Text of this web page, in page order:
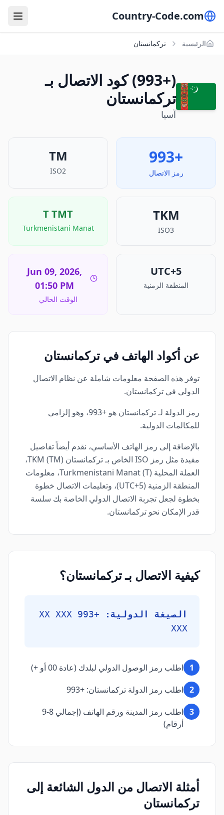
Country-Code.com
الرئيسية تركمانستان
(+993) كود الاتصال بـ
تركمانستان
آسيا
+993
رمز الاتصال
TM
ISO2
TKM
ISO3
TTMT
Turkmenistani Manat
UTC+5
المنطقة الزمنية
Jun 09, 2026,
01:50 PM
الوقت الحالي
عن أكواد الهاتف في تركمانستان
توفر هذه الصفحة معلومات شاملة عن نظام الاتصال
الدولي في تركمانستان.
رمز الدولة لـ تركمانستان هو +993، وهو إلزامي
للمكالمات الدولية.
بالإضافة إلى رمز الهاتف الأساسي، نقدم أيضاً تفاصيل
مفيدة مثل رمز ISO الخاص بـ تركمانستان (TM) TKM،
العملة المحلية Turkmenistani Manat (T)، معلومات
المنطقة الزمنية (UTC+5)، وتعليمات الاتصال خطوة
بخطوة لجعل تجربة الاتصال الدولي الخاصة بك سلسة
قدر الإمكان نحو تركمانستان.
كيفية الاتصال بـ تركمانستان؟
الصيغة الدولية:
+993 XX XXX
XXX
1
اطلب رمز الوصول الدولي لبلدك (عادة 00 أو +)
2 اطلب رمز الدولة تركمانستان: +993
3
اطلب رمز المدينة ورقم الهاتف (إجمالي 8-9
أرقام)
أمثلة الاتصال من الدول الشائعة إلى
تركمانستان